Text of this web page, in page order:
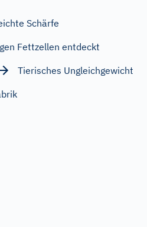
Schärfe
Fettzellen entdeckt
Tierisches Ungleichgewicht